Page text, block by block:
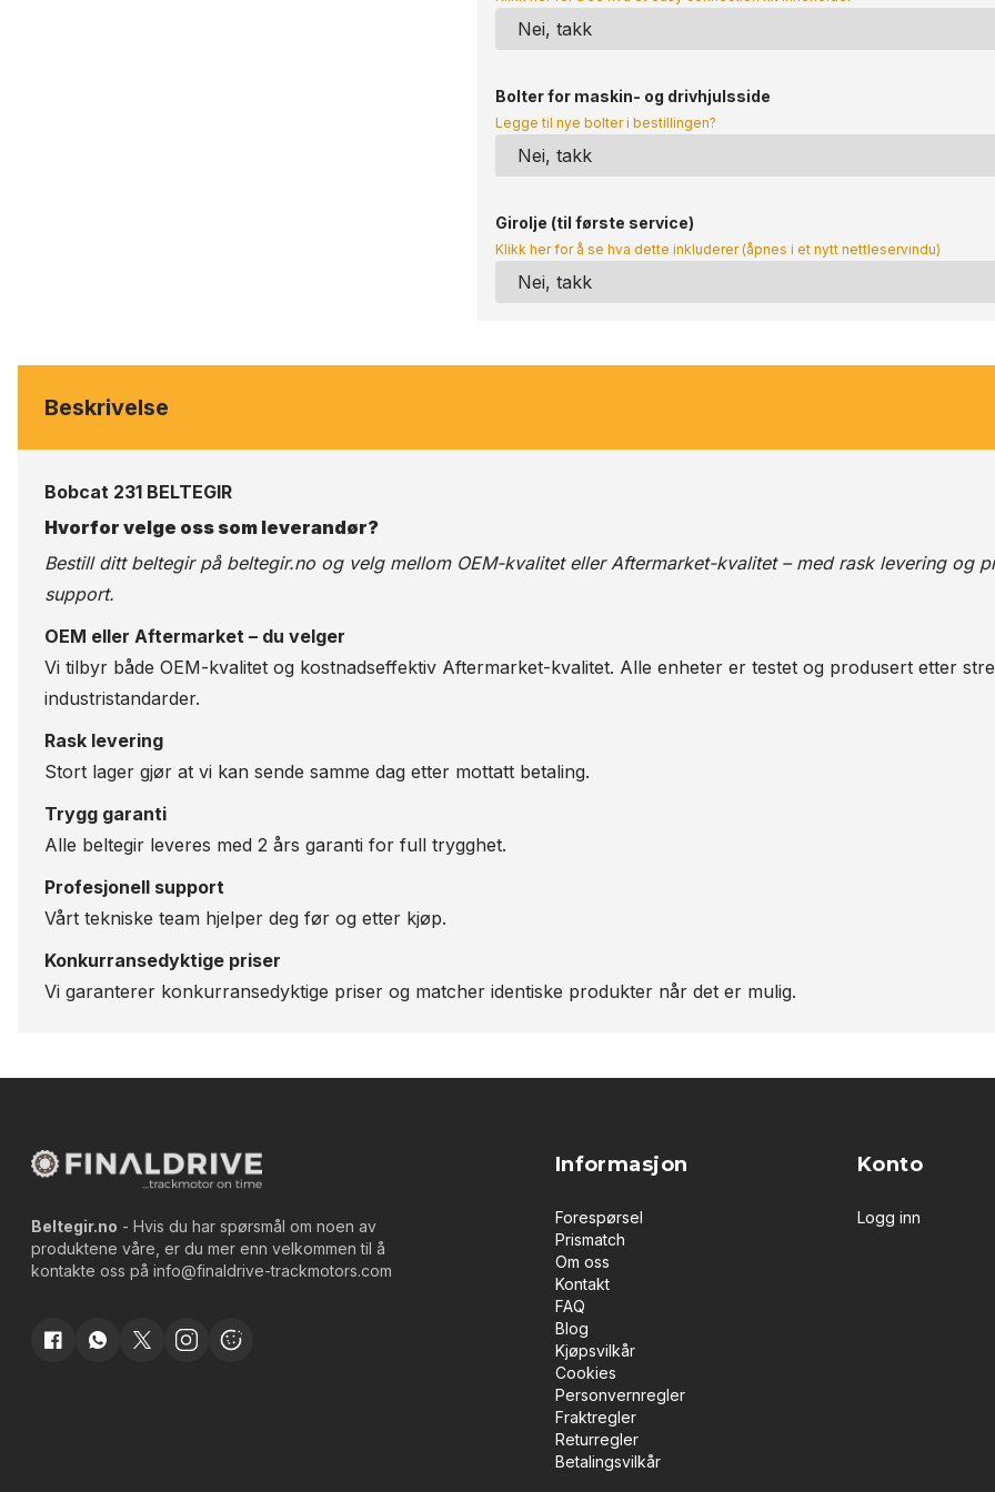
Bolter for maskin- og drivhjulsside
Legge til nye bolter i bestillingen?
Girolje (til første service)
Klikk her for å se hva dette inkluderer (åpnes i et nytt nettleservindu)
Beskrivelse
Bobcat 231 BELTEGIR
Hvorfor velge oss som leverandør?
Bestill ditt beltegir på beltegir.no og velg mellom OEM-kvalitet eller Aftermarket-kvalitet – med rask levering og
support.
OEM eller Aftermarket – du velger
Vi tilbyr både OEM-kvalitet og kostnadseffektiv Aftermarket-kvalitet. Alle enheter er testet og produsert etter
industristandarder.
Rask levering
Stort lager gjør at vi kan sende samme dag etter mottatt betaling.
Trygg garanti
Alle beltegir leveres med 2 års garanti for full trygghet.
Profesjonell support
Vårt tekniske team hjelper deg før og etter kjøp.
Konkurransedyktige priser
Vi garanterer konkurransedyktige priser og matcher identiske produkter når det er mulig.
Beltegir.no - Hvis du har spørsmål om noen av
produktene våre, er du mer enn velkommen til å
kontakte oss på info@finaldrive-trackmotors.com
Informasjon
Forespørsel
Prismatch
Om oss
Kontakt
FAQ
Blog
Kjøpsvilkår
Cookies
Personvernregler
Fraktregler
Returregler
Betalingsvilkår
Konto
Logg inn